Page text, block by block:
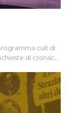
cult di
di cronaca